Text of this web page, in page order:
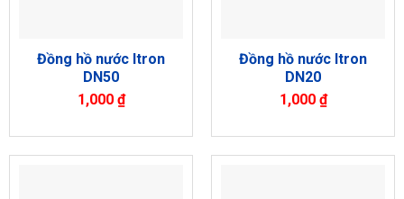
Đồng hồ nước Itron
DN50
1,000 ₫
Đồng hồ nước Itron
DN20
1,000 ₫